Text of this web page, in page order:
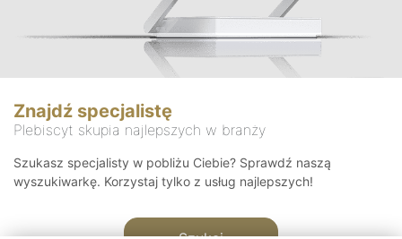
Znajdź specjalistę
Plebiscyt skupia najlepszych w branży
Szukasz specjalisty w pobliżu Ciebie? Sprawdź naszą
wyszukiwarkę. Korzystaj tylko z usług najlepszych!